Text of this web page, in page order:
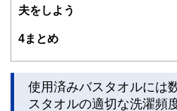
士、行政書士、投資アナリ
ど150名以上の有資格者を執
執筆者・監修者による執筆
やすさはもちろんのこと、
な情報発信を実現していま
夫をしよう
4まとめ
使用済みバスタオルには
スタオルの適切な洗濯頻